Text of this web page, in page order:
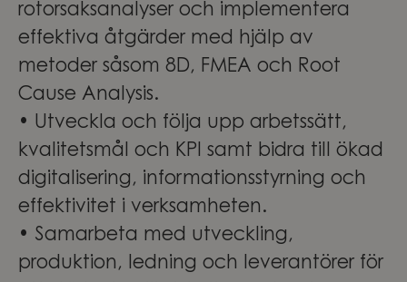
rotorsaksanalyser och implementera
effektiva åtgärder med hjälp av
metoder såsom 8D, FMEA och Root
Cause Analysis.
• Utveckla och följa upp arbetssätt,
kvalitetsmål och KPI samt bidra till ökad
digitalisering, informationsstyrning och
effektivitet i verksamheten.
• Samarbeta med utveckling,
produktion, ledning och leverantörer för